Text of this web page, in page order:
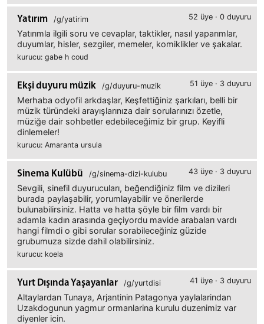
Yatırım /g/yatirim 52 üye · 0 duyuru
Yatırımla ilgili soru ve cevaplar, taktikler, nasıl yaparımlar,
duyumlar, hisler, sezgiler, memeler, komiklikler ve şakalar.
kurucu: gabe h coud
Ekşi duyuru müzik /g/duyuru-muzik 51 üye · 3 duyuru
Merhaba odyofil arkdaşlar, Keşfettiğiniz şarkıları, belli bir
müzik türündeki arayışlarınıza dair sorularınızı özetle,
müziğe dair sohbetler edebileceğimiz bir grup. Keyifli
dinlemeler!
kurucu: Amaranta ursula
Sinema Kulübü /g/sinema-dizi-kulubu 43 üye · 3 duyuru
Sevgili, sinefil duyurucuları, beğendiğiniz film ve dizileri
burada paylaşabilir, yorumlayabilir ve önerilerde
bulunabilirsiniz. Hatta ve hatta şöyle bir film vardı bir
adamla kadın arasında geçiyordu mavide arabaları vardı
hangi filmdi o gibi sorular sorabileceğiniz güzide
grubumuza sizde dahil olabilirsiniz.
kurucu: koela
Yurt Dışında Yaşayanlar /g/yurtdisi 41 üye · 3 duyuru
Altaylardan Tunaya, Arjantinin Patagonya yaylalarindan
Uzakdogunun yagmur ormanlarina kurulu duzenimiz var
diyenler icin.